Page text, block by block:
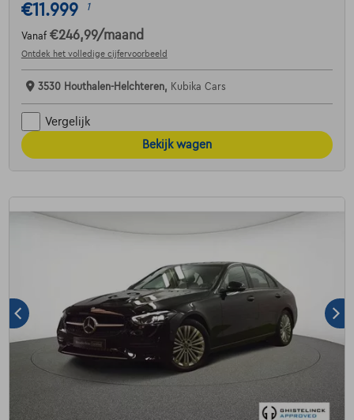
€11.999 1
Vanaf €246,99/maand
Ontdek het volledige cijfervoorbeeld
3530 Houthalen-Helchteren, Kubika Cars
Vergelijk
Bekijk wagen